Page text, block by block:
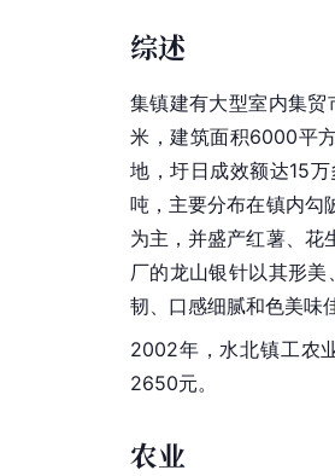
综述
集镇建有大型室内集
米，建筑面积6000平
地，圩日成效额达15
吨，主要分布在镇内勾
为主，并盛产红薯、花
厂的龙山银针以其形
韧、口感细腻和色美味
2002年，水北镇工农
2650元。
农业